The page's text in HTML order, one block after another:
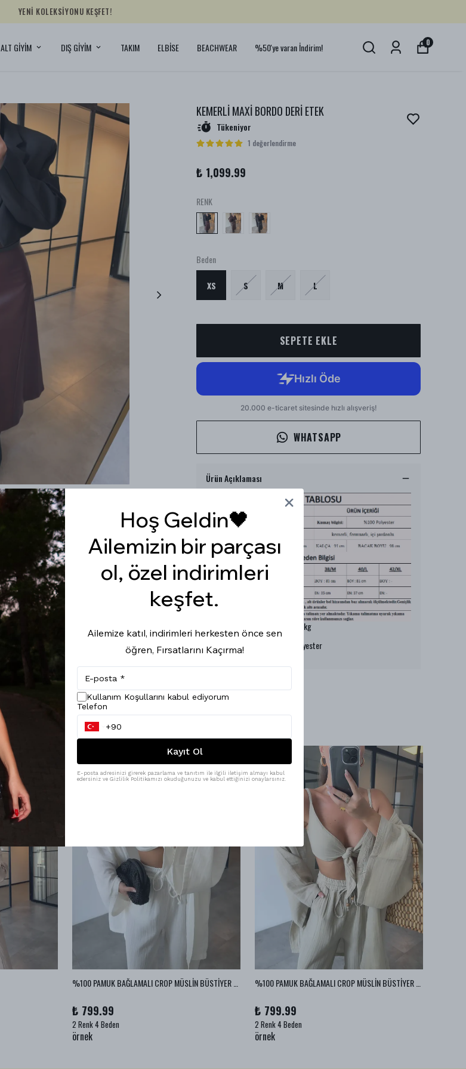
YENİ KOLEKSİYONU KEŞFET!
ALT GİYİM DIŞ GİYİM TAKIM ELBİSE BEACHWEAR %50'ye varan İndirim! 0
KEMERLİ MAXİ BORDO DERİ ETEK
Tükeniyor
1 değerlendirme
₺ 1,099.99
RENK
Beden
XS S M L
SEPETE EKLE
WHATSAPP
Ürün Açıklaması
Model Ölçüleri : 167cm/53kg
Modelin Beden : XS beden
Ürün İçeriği : %100 Polyester
Ürün Boyu : 81 cm
₺ 799.99
2 Renk 4 Beden
örnek
₺ 799.99
2 Renk 4 Beden
örnek
Hoş Geldin🖤
Ailemizin bir parçası
ol, özel indirimleri
keşfet.
Ailemize katıl, indirimleri herkesten önce sen
öğren, Fırsatlarını Kaçırma!
Kullanım Koşullarını kabul ediyorum
Telefon
Kayıt Ol
E-posta adresinizi girerek pazarlama ve tanıtım ile ilgili iletişim almayı kabul
edersiniz ve Gizlilik Politikamızı okuduğunuzu ve kabul ettiğinizi onaylarsınız.